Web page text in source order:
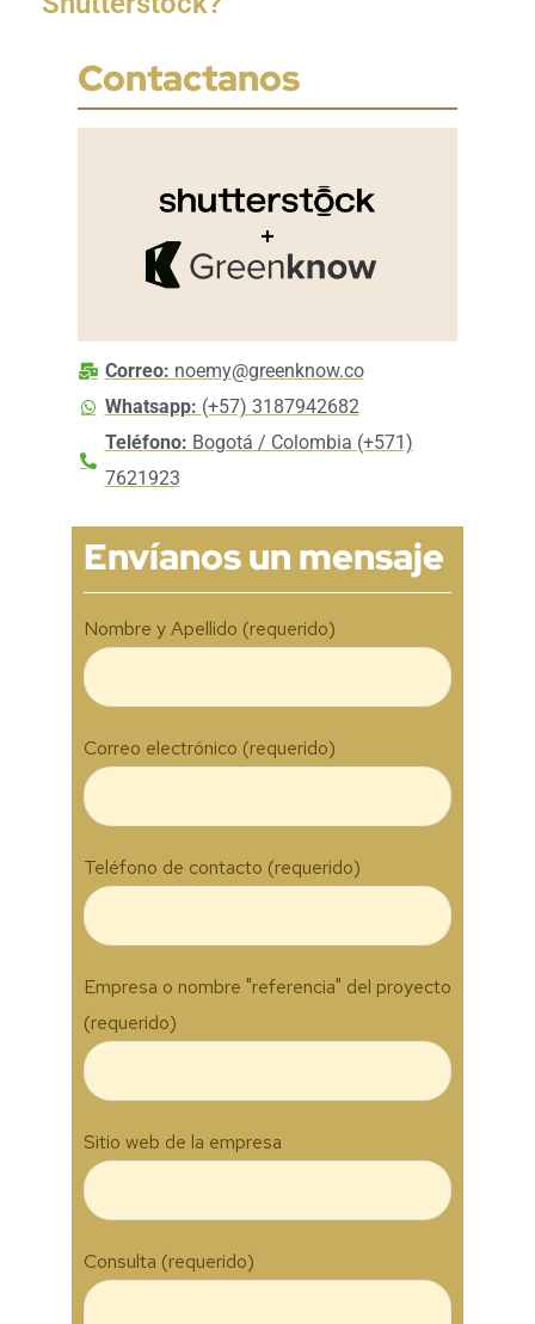
Contactanos
Correo: noemy@greenknow.co
Whatsapp: (+57) 3187942682
Teléfono: Bogotá / Colombia (+571)
7621923
Envíanos un mensaje
Nombre y Apellido (requerido)
Correo electrónico (requerido)
Teléfono de contacto (requerido)
Empresa o nombre "referencia" del proyecto
(requerido)
Sitio web de la empresa
Consulta (requerido)